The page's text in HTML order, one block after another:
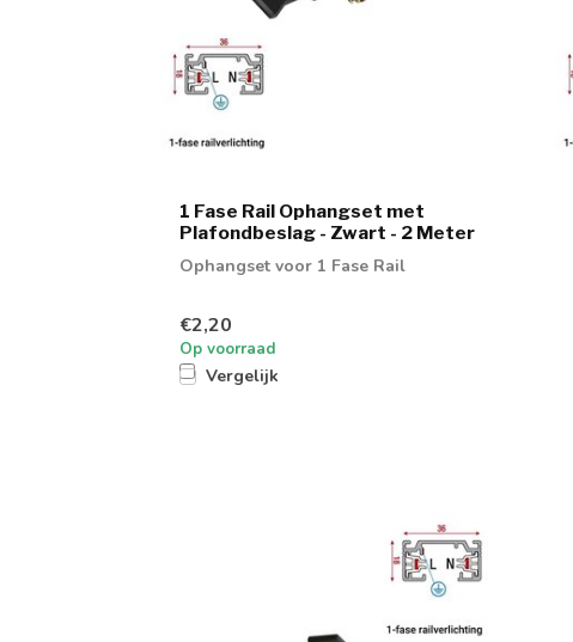
1 Fase Rail Ophangset met
Plafondbeslag - Zwart - 2 Meter
Ophangset voor 1 Fase Rail
€2,20
Op voorraad
Vergelijk